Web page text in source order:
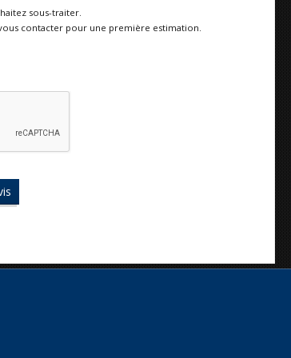
sous-traiter.
contacter pour une première estimation.